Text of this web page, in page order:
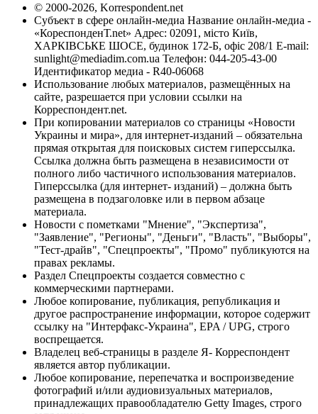
© 2000-2026, Korrespondent.net
Субъект в сфере онлайн-медиа Название онлайн-медиа -
«КореспонденТ.net» Адрес: 02091, місто Київ,
ХАРКІВСЬКЕ ШОСЕ, будинок 172-Б, офіс 208/1 E-mail:
sunlight@mediadim.com.ua Телефон: 044-205-43-00
Идентификатор медиа - R40-06068
Использование любых материалов, размещённых на
сайте, разрешается при условии ссылки на
Корреспондент.net.
При копировании материалов со страницы «Новости
Украины и мира», для интернет-изданий – обязательна
прямая открытая для поисковых систем гиперссылка.
Ссылка должна быть размещена в независимости от
полного либо частичного использования материалов.
Гиперссылка (для интернет- изданий) – должна быть
размещена в подзаголовке или в первом абзаце
материала.
Новости с пометками "Мнение", "Экспертиза",
"Заявление", "Регионы", "Деньги", "Власть", "Выборы",
"Тест-драйв", "Спецпроекты", "Промо" публикуются на
правах рекламы.
Раздел Спецпроекты создается совместно с
коммерческими партнерами.
Любое копирование, публикация, републикация и
другое распространение информации, которое содержит
ссылку на "Интерфакс-Украина", EPA / UPG, строго
воспрещается.
Владелец веб-страницы в разделе Я- Корреспондент
является автор публикации.
Любое копирование, перепечатка и воспроизведение
фотографий и/или аудиовизуальных материалов,
принадлежащих правообладателю Getty Images, строго